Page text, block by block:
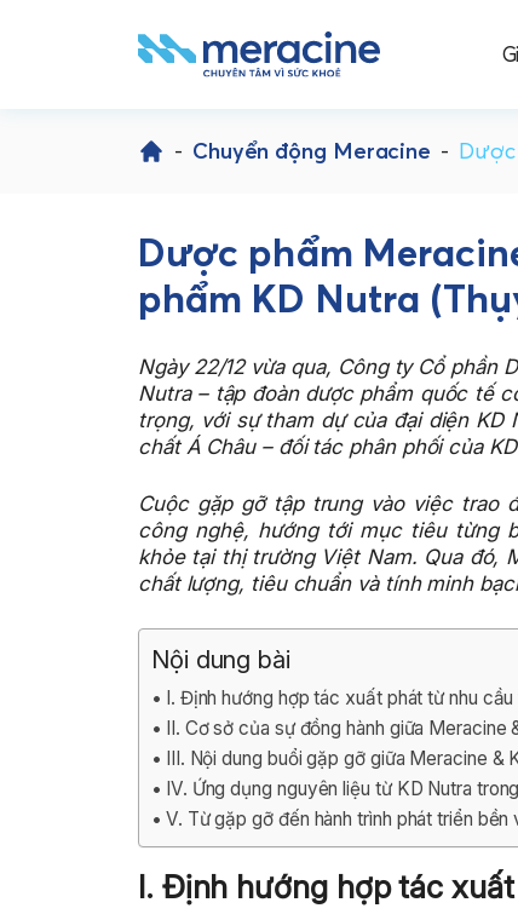
- Chuyển động Meracine -
Dược phẩm
phẩm KD Nutra
Ngày 22/12 vừa qua, Công ty Cổ phần
Nutra – tập đoàn dược phẩm quốc tế
trọng, với sự tham dự của đại diện KD
chất Á Châu – đối tác phân phối của
Cuộc gặp gỡ tập trung vào việc trao
công nghệ, hướng tới mục tiêu từng
khỏe tại thị trường Việt Nam. Qua đó,
chất lượng, tiêu chuẩn và tính minh
Nội dung bài
I. Định hướng hợp tác xuất phát từ nhu
II. Cơ sở của sự đồng hành giữa Meracine
III. Nội dung buổi gặp gỡ giữa Meracine &
IV. Ứng dụng nguyên liệu từ KD Nutra
V. Từ gặp gỡ đến hành trình phát triển bền
I. Định hướng hợp tác